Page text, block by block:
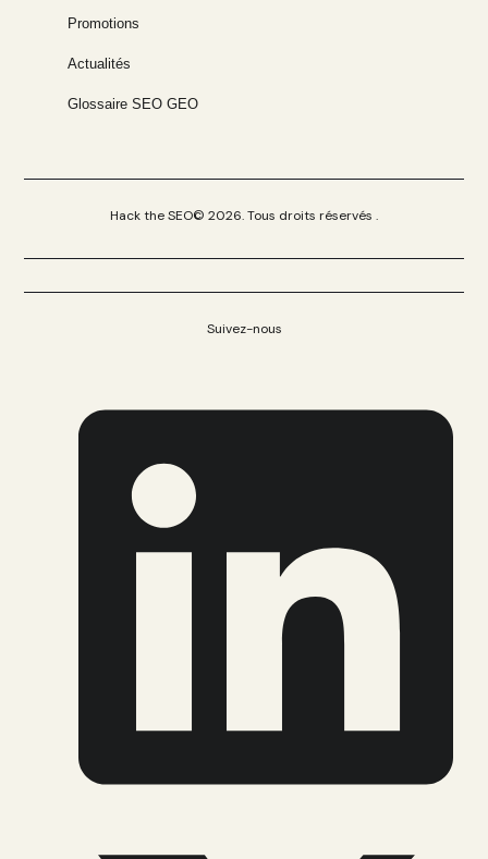
Promotions
Actualités
Glossaire SEO GEO
Hack the SEO© 2026. Tous droits réservés .
Suivez-nous